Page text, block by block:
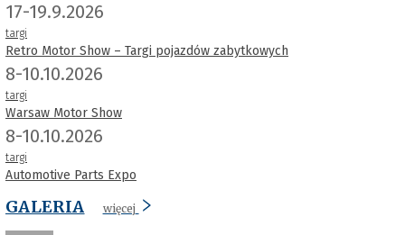
17-19.9.2026
targi
Retro Motor Show – Targi pojazdów zabytkowych
8-10.10.2026
targi
Warsaw Motor Show
8-10.10.2026
targi
Automotive Parts Expo
GALERIA więcej